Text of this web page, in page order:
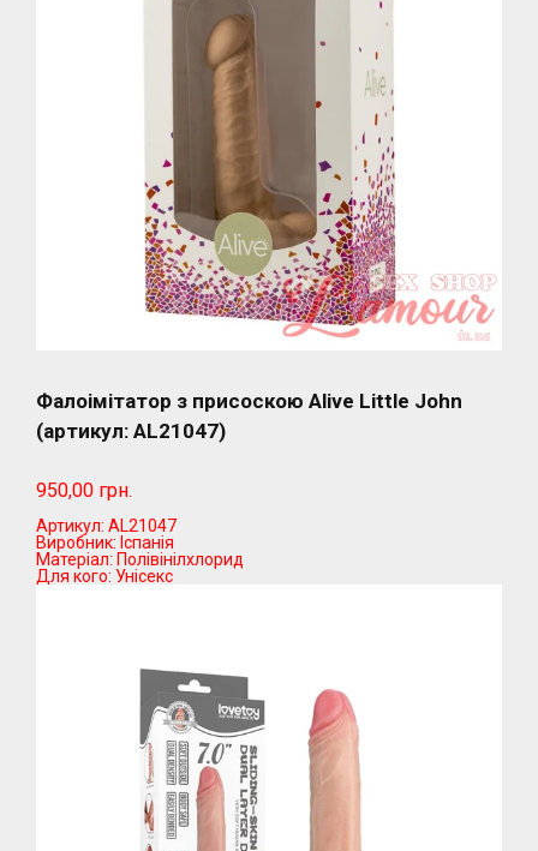
Фалоімітатор з присоскою Alive Little John
(артикул: AL21047)
950,00 грн.
Артикул: AL21047
Виробник: Іспанія
Матеріал: Полівінілхлорид
Для кого: Унісекс